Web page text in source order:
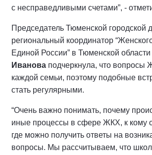
с несправедливыми счетами”, -
Председатель Тюменской городской
региональный координатор
Единой России” в Тюменской области
Иванова подчеркнула, что вопросы
каждой семьи, поэтому подобные
стать регулярными.
“Очень важно понимать, почему
иные процессы в сфере ЖКХ, к кому
где можно получить ответы на
вопросы. Мы рассчитываем, что